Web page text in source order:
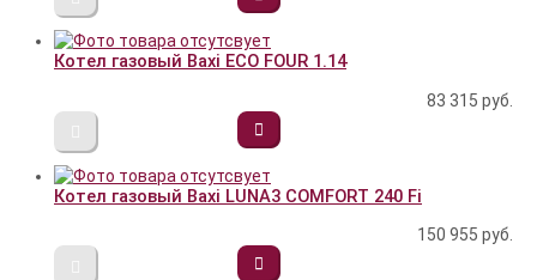
Котел газовый Baxi ECO FOUR 1.14
83 315 руб.
Котел газовый Baxi LUNA3 COMFORT 240 Fi
150 955 руб.